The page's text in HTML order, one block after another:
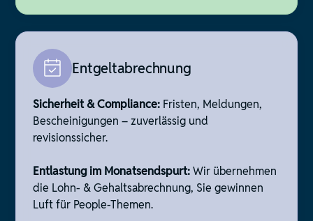
Entgeltabrechnung
Sicherheit & Compliance: Fristen, Meldungen,
Bescheinigungen – zuverlässig und
revisionssicher.
Entlastung im Monatsendspurt:Wir übernehmen
die Lohn- & Gehaltsabrechnung, Sie gewinnen
Luft für People-Themen.